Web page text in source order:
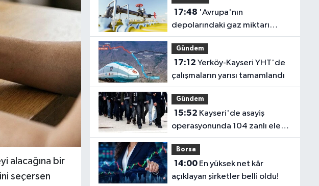
alacağına bir
seçersen
17:48
depolarındaki gaz miktarı
rekor düşük seviyede'
Gündem
17:12
çalışmaların yarısı tamamlandı
Gündem
15:52
operasyonunda 104 zanlı ele
geçirildi
Borsa
14:00En yüksek net kâr
açıklayan şirketler belli oldu!